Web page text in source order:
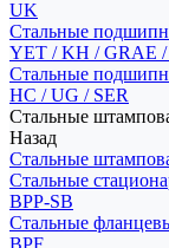
UK
Стальные
YET / KH / GRAE
Стальные
HC / UG / SER
Стальные
Назад
Стальные
Стальные
BPP-SB
Стальные
BPF